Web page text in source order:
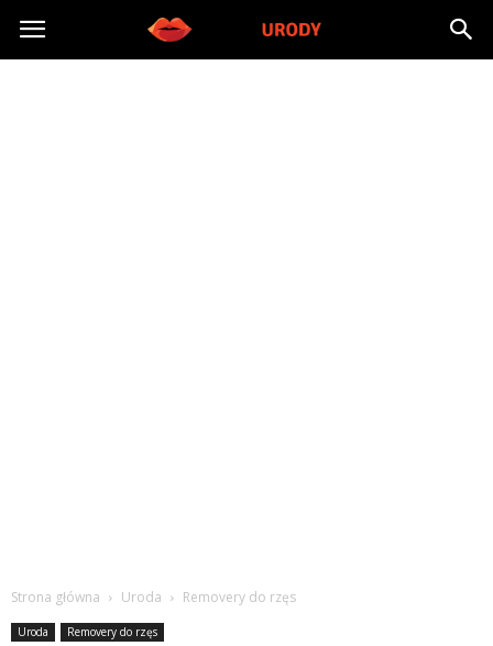
Morzeurody.pl
Strona główna Uroda Removery do rzęs
Uroda Removery do rzęs